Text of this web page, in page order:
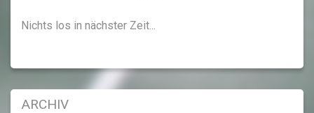
Nichts los in nächster Zeit...
ARCHIV